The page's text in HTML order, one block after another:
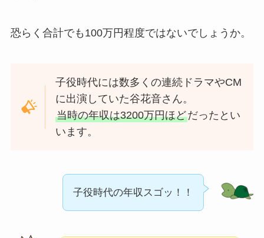
恐らく合計でも100万円程度ではないでしょうか。
子役時代には数多くの連続ドラマやCM
に出演していた谷花音さん。
当時の年収は3200万円ほどだったとい
います。
子役時代の年収スゴッ！！